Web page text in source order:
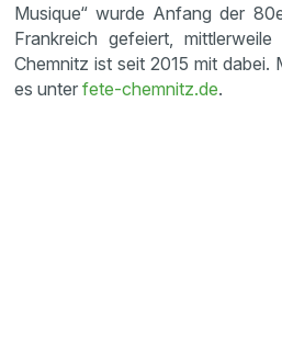
Musique“ wurde Anfang der
Frankreich gefeiert,
Chemnitz ist seit 2015 mit dabei.
es unterfete-chemnitz.de.